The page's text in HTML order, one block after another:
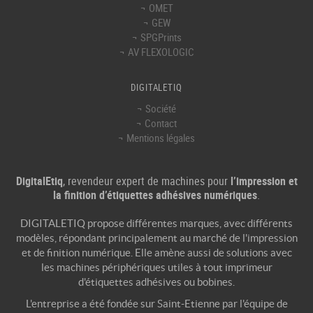
SPÉCIFICATIONS TECHNIQUES
OMET
GEW
SPGPrints
AV FLEXOLOGIC
DIGITALETIQ
Société
Contact
Mentions légales
DigitalEtiq, revendeur expert de machines pour l’impression et
la finition d’étiquettes adhésives numériques.
DIGITALETIQ propose différentes marques, avec différents
modèles, répondant principalement au marché de l'impression
et definition numérique. Elle amène aussi de solutions avec
les machines périphériques utiles à tout imprimeur
d'étiquettes adhésives ou bobines.
L'entreprise a été fondée sur Saint-Etienne par l'équipe de